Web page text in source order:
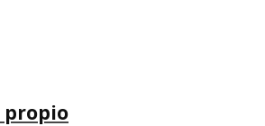
de 5 estrellas. Revisiones totales: 15
propio